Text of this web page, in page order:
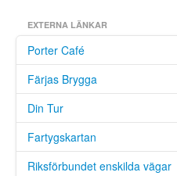
EXTERNA LÄNKAR
Porter Café
Färjas Brygga
Din Tur
Fartygskartan
Riksförbundet enskilda vägar